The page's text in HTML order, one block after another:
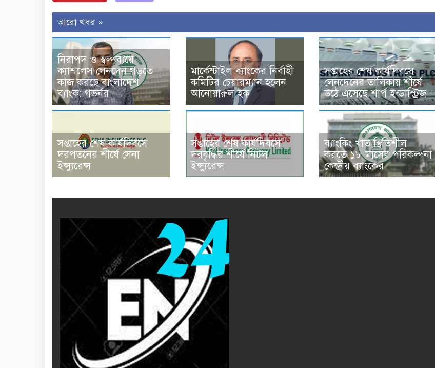
আরো খবর »
নিরাপদ ও স্বল্পব্যয়ে
ক্যাশলেস লেনদেন গড়তে
কাজ করছে বাংলাদেশ
ব্যাংক: গভর্নর
মার্কেন্টাইল ব্যাংকের নির্বাহী
কমিটির চেয়ারম্যান হলেন
আনোয়ারুল হক
সপ্তাহের শেষ কার্যদিবসে
লেনদেনের তালিকায় শীর্ষে
উঠে এসেছে শার্প ইন্ডাস্ট্রিজ
সপ্তাহের শেষ কার্যদিবসে
দরপতনের শীর্ষে সেনা
ইন্স্যুরেন্স
সপ্তাহের শেষ কার্যদিবসে
দরবৃদ্ধির শীর্ষে নিটল
ইন্স্যুরেন্স
ব্যাংকিং খাত স্থিতিশীল
করতে ১৮ মাসের পরিকল্পনা
কেন্দ্রীয় ব্যাংকের